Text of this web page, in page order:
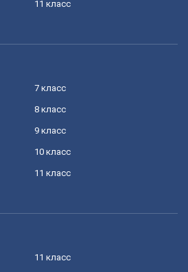
11 класс
7 класс
8 класс
9 класс
10 класс
11 класс
11 класс